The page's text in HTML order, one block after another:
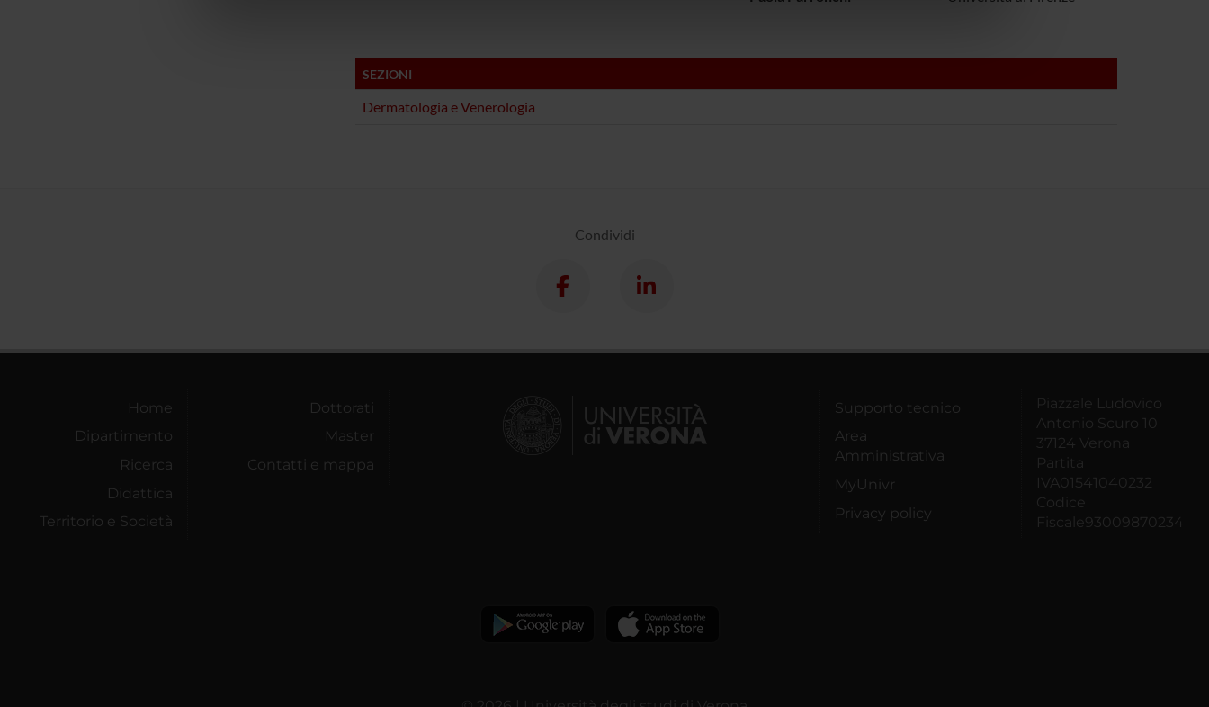
SEZIONI
Dermatologia e Venerologia
Condividi
Home
Dipartimento
Ricerca
Didattica
Territorio e Società
Dottorati
Master
Contatti e mappa
Supporto tecnico
Area
Amministrativa
MyUnivr
Privacy policy
Piazzale Ludovico
Antonio Scuro 10
37124 Verona
Partita
IVA01541040232
Codice
Fiscale93009870234